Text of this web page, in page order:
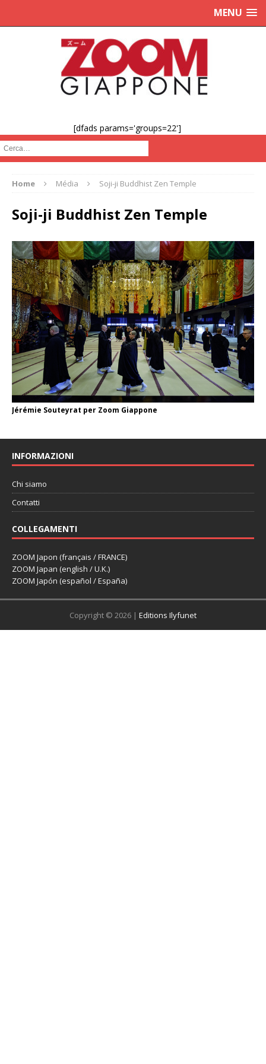
MENU
[dfads params='groups=22']
Cerca :
Home Média Soji-ji Buddhist Zen Temple
Soji-ji Buddhist Zen Temple
Jérémie Souteyrat per Zoom Giappone
INFORMAZIONI
Chi siamo
Contatti
COLLEGAMENTI
ZOOM Japon (français / FRANCE)
ZOOM Japan (english / U.K.)
ZOOM Japón (español / España)
Copyright © 2026 | Editions Ilyfunet